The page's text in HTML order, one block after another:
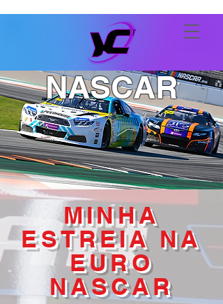
NASCAR
MINHA
ESTREIA NA
EURO
NASCAR